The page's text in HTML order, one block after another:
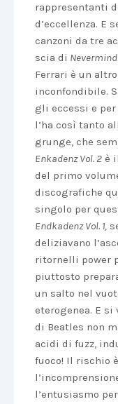
rappresentanti
d’eccellenza. E
canzoni da tre
scia di Nevermind
Ferrari è un
inconfondibile.
gli eccessi e
l’ha così tanto
grunge, che
Enkadenz Vol. 2 è
del primo
discografiche
singolo per
Endkadenz Vol. 1,
deliziavano
ritornelli power
piuttosto
un salto nel
eterogenea. E si
di Beatles non
acidi di fuzz,
fuoco! Il rischio
l’entusiasmo